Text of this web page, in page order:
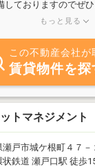
しておりますのでぜ
、家屋解体工事等、
クリック☆★ 売
もっと見る
この不動産会社が
賃貸物件を探
トマネジメント
瀬戸市城ケ根町４７－
状鉄道 瀬戸口駅 徒歩